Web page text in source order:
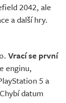
2042, ale
a další hry.
Vrací se první
enginu,
5 a
datum